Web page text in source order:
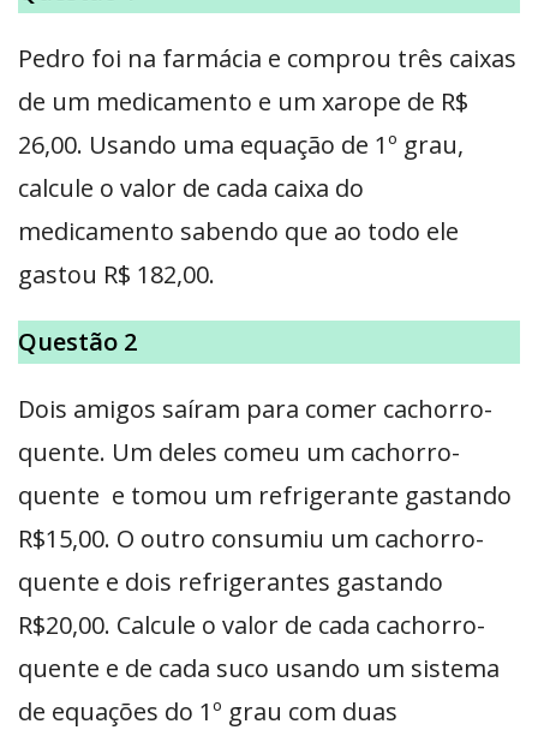
Pedro foi na farmácia e comprou três caixas
de um medicamento e um xarope de R$
26,00. Usando uma equação de 1º grau,
calcule o valor de cada caixa do
medicamento sabendo que ao todo ele
gastou R$ 182,00.
Questão 2
Dois amigos saíram para comer cachorro-
quente. Um deles comeu um cachorro-
quente e tomou um refrigerante gastando
R$15,00. O outro consumiu um cachorro-
quente e dois refrigerantes gastando
R$20,00. Calcule o valor de cada cachorro-
quente e de cada suco usando um sistema
de equações do 1º grau com duas